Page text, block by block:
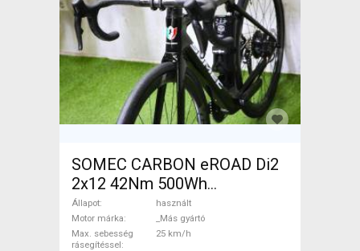
SOMEC CARBON eROAD Di2
2x12 42Nm 500Wh
Elektromos Országúti / Gravel
_Más gyártó használt ELADÓ
Állapot
használt
Motor márka
_Más gyártó
Max. sebesség
rásegítéssel
25 km/h